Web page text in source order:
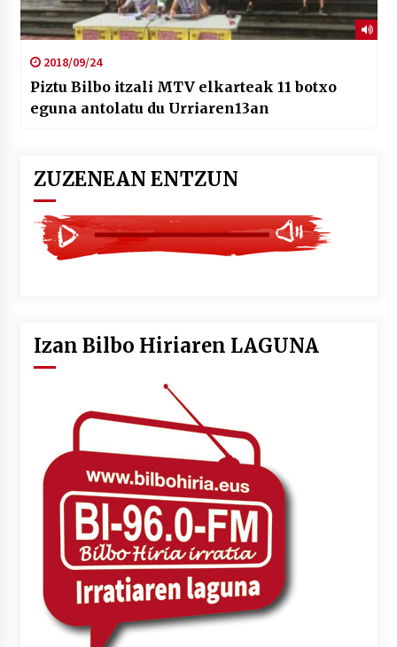
2018/09/24
Piztu Bilbo itzali MTV elkarteak 11 botxo
eguna antolatu du Urriaren13an
ZUZENEAN ENTZUN
Izan Bilbo Hiriaren LAGUNA